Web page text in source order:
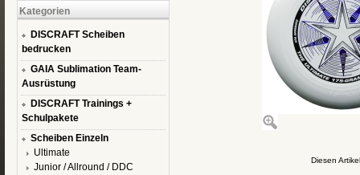
Kategorien
DISCRAFT Scheiben
bedrucken
GAIA Sublimation Team-
Ausrüstung
DISCRAFT Trainings +
Schulpakete
Scheiben Einzeln
Ultimate
Junior / Allround / DDC
Diesen